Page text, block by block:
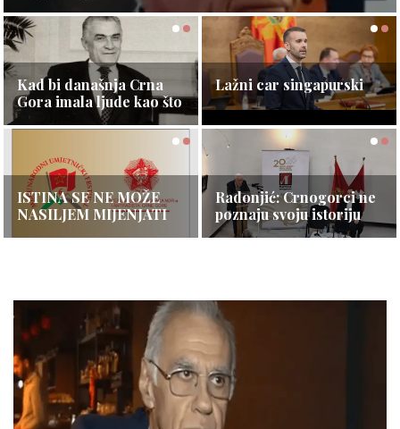
Opširnije ⇾
Kad bi današnja Crna
Gora imala ljude kao što
je bio Toro i drugovi…
Opširnije ⇾
Crna Gora se nije
otcijepila — ona je
obnovila svoju državu
Opširnije ⇾
Lažni car singapurski
Opširnije ⇾
ISTINA SE NE MOŽE
NASILJEM MIJENJATI
Opširnije ⇾
Ambasador Kine: Crnu
Goru i Kinu povezuje
Opširnije ⇾
Radonjić: Crnogorci ne
poznaju svoju istoriju
Opširnije ⇾